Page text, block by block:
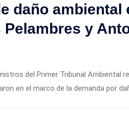
daño ambiental
Pelambres y
del Primer Tribunal Ambiental
en el marco de la demanda por